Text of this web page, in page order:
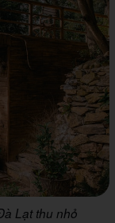
Lạt thu nhỏ